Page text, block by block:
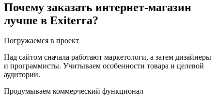
Почему заказать интернет-магазин
лучше в Exiterra?
Погружаемся в проект
Над сайтом сначала работают маркетологи, а затем дизайнеры
и программисты. Учитываем особенности товара и целевой
аудитории.
Продумываем коммерческий функционал